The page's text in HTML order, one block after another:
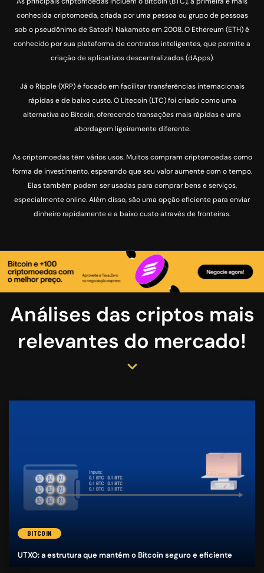
conhecida criptomoeda, criada por uma pessoa ou grupo de pessoas
sob o pseudônimo de Satoshi Nakamoto em 2008. O Ethereum (ETH) é
conhecido por sua plataforma de contratos inteligentes, que permite a
criação de aplicativos descentralizados (dApps).
Já o Ripple (XRP) é focado em facilitar transferências internacionais
rápidas e de baixo custo. O Litecoin (LTC) foi criado como uma
alternativa ao Bitcoin, oferecendo transações mais rápidas e uma
abordagem ligeiramente diferente.
As criptomoedas têm vários usos. Muitos compram criptomoedas como
forma de investimento, esperando que seu valor aumente com o tempo.
Elas também podem ser usadas para comprar bens e serviços,
especialmente online. Além disso, são uma opção eficiente para enviar
dinheiro rapidamente e a baixo custo através de fronteiras.
Análises das criptos mais
relevantes do mercado!
BITCOIN
UTXO: a estrutura que mantém o Bitcoin seguro e eficiente